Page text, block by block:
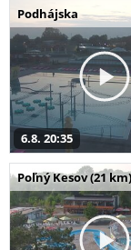
Podhájska
6.8. 20:35
Poľný Kesov (21 km)